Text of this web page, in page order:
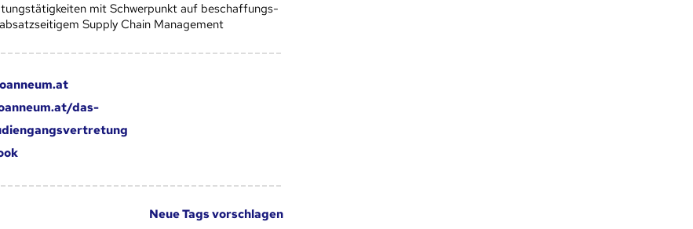
mit Schwerpunkt auf beschaffungs-
Supply Chain Management
das-
Neue Tags vorschlagen